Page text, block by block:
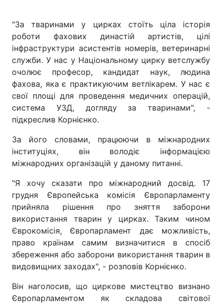
"За тваринами у цирках стоїть ціла історія
роботи фахових династій артистів, цілі
інфраструктури асистентів номерів, ветеринарні
служби. У нас у Національному цирку ветслужбу
очолює професор, кандидат наук, людина
фахова, яка є практикуючим ветлікарем. У нас є
свої площі для проведення медичних операцій,
система УЗД, догляду за тваринами", -
підкреслив Корнієнко.
За його словами, працюючи в міжнародних
інституціях, він володіє інформацією
міжнародних організацій у даному питанні.
"Я хочу сказати про міжнародний досвід. 17
грудня Європейська комісія Європарламенту
прийняла рішення про зняття заборони
використання тварин у цирках. Таким чином
Єврокомісія, Європарламент дає можливість,
право країнам самим визначитися в спосіб
збереження або заборони використання тварин в
видовищних заходах", - розповів Корнієнко.
Він наголосив, що циркове мистецтво визнано
Європарламентом як складова світової